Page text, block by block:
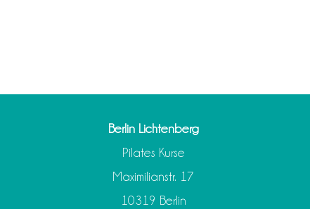
Berlin Lichtenberg
Pilates Kurse
Maximilianstr. 17
10319 Berlin